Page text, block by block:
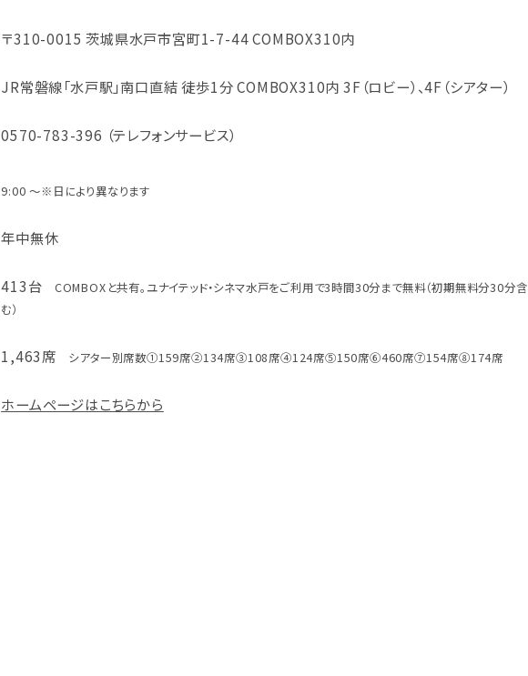
〒310-0015 茨城県水戸市宮町1-7-44 COMBOX310内
JR常磐線「水戸駅」南口直結 徒歩1分 COMBOX310内 3F（ロビー）、4F（シアター）
0570-783-396 （テレフォンサービス）
9:00 ～※日により異なります
年中無休
413台
COMBOXと共有。ユナイテッド・シネマ水戸をご利用で3時間30分まで無料（初期無料分30分含
む）
1,463席 シアター別席数①159席②134席③108席④124席⑤150席⑥460席⑦154席⑧174席
ホームページはこちらから